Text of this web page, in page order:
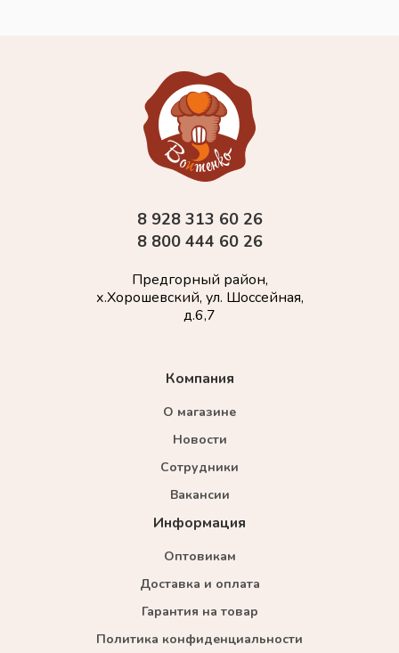
Компания
О магазине
Новости
Сотрудники
Вакансии
Информация
Оптовикам
Доставка и оплата
Гарантия на товар
Политика конфиденциальности
8 928 313 60 26
8 800 444 60 26
Предгорный район,
х.Хорошевский, ул. Шоссейная,
д.6,7